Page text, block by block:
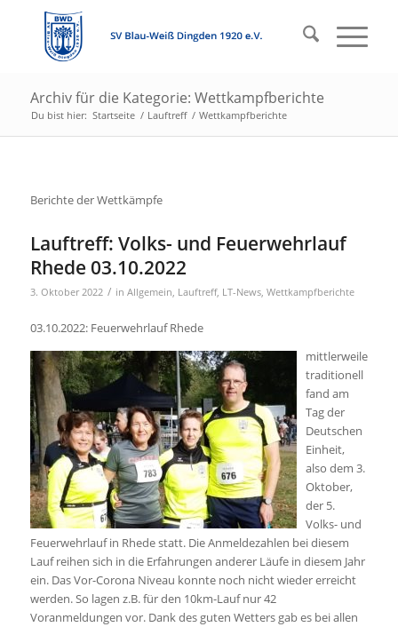
Archiv für die Kategorie: Wettkampfberichte
Du bist hier: Startseite / Lauftreff / Wettkampfberichte
Berichte der Wettkämpfe
Lauftreff: Volks- und Feuerwehrlauf
Rhede 03.10.2022
3. Oktober 2022 / in Allgemein, Lauftreff, LT-News, Wettkampfberichte
03.10.2022: Feuerwehrlauf Rhede
mittlerweile
traditionell
fand am
Tag der
Deutschen
Einheit,
also dem 3.
Oktober,
der 5.
Volks- und
Feuerwehrlauf in Rhede statt. Die Anmeldezahlen bei diesem
Lauf reihen sich in die Erfahrungen anderer Läufe in diesem Jahr
ein. Das Vor-Corona Niveau konnte noch nicht wieder erreicht
werden. So lagen z.B. für den 10km-Lauf nur 42
Voranmeldungen vor. Dank des guten Wetters gab es bei allen